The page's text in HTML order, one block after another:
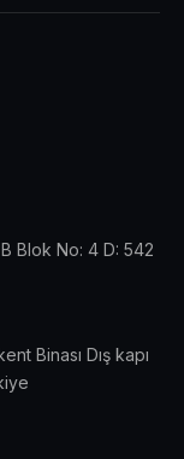
Blok No: 4 D: 542
Binası Dış kapı